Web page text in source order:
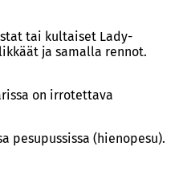
tai kultaiset Lady-
ja samalla rennot.
on irrotettava
pesupussissa (hienopesu).